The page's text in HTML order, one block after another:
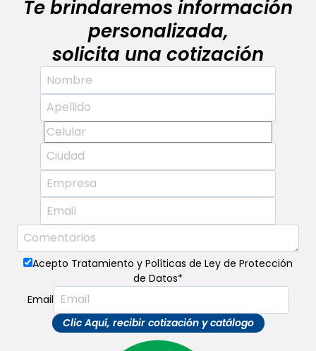
Te brindaremos información
personalizada,
solicita una cotización
Acepto Tratamiento y Políticas de Ley de Protección
de Datos*
Email
Clic Aquí, recibir cotización y catálogo